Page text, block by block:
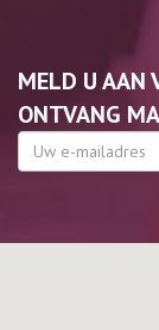
MELD U AAN
ONTVANG